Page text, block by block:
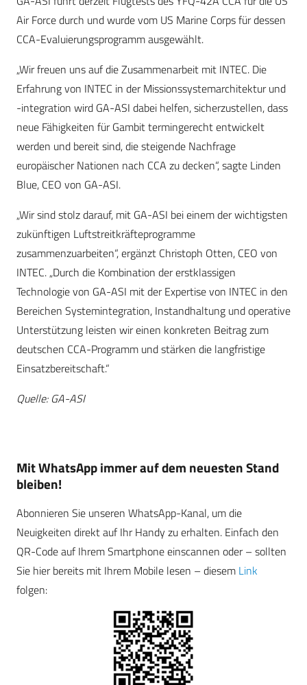
Air Force durch und wurde vom US Marine Corps für dessen
CCA-Evaluierungsprogramm ausgewählt.
„Wir freuen uns auf die Zusammenarbeit mit INTEC. Die
Erfahrung von INTEC in der Missionssystemarchitektur und
-integration wird GA-ASI dabei helfen, sicherzustellen, dass
neue Fähigkeiten für Gambit termingerecht entwickelt
werden und bereit sind, die steigende Nachfrage
europäischer Nationen nach CCA zu decken“, sagte Linden
Blue, CEO von GA-ASI.
„Wir sind stolz darauf, mit GA-ASI bei einem der wichtigsten
zukünftigen Luftstreitkräfteprogramme
zusammenzuarbeiten“, ergänzt Christoph Otten, CEO von
INTEC. „Durch die Kombination der erstklassigen
Technologie von GA-ASI mit der Expertise von INTEC in den
Bereichen Systemintegration, Instandhaltung und operative
Unterstützung leisten wir einen konkreten Beitrag zum
deutschen CCA-Programm und stärken die langfristige
Einsatzbereitschaft.“
Quelle: GA-ASI
Mit WhatsApp immer auf dem neuesten Stand
bleiben!
Abonnieren Sie unseren WhatsApp-Kanal, um die
Neuigkeiten direkt auf Ihr Handy zu erhalten. Einfach den
QR-Code auf Ihrem Smartphone einscannen oder – sollten
Sie hier bereits mit Ihrem Mobile lesen – diesem Link
folgen: